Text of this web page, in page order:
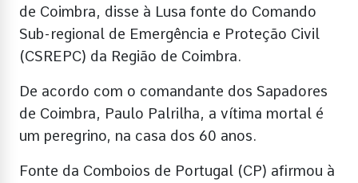
de Coimbra, disse à Lusa fonte do Comando
Sub-regional de Emergência e Proteção Civil
(CSREPC) da Região de Coimbra.
De acordo com o comandante dos Sapadores
de Coimbra, Paulo Palrilha, a vítima mortal é
um peregrino, na casa dos 60 anos.
Fonte da Comboios de Portugal (CP) afirmou à